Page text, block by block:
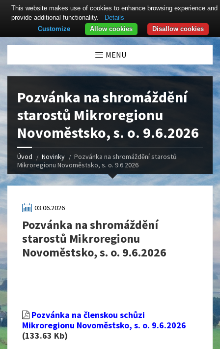
Click here to revoke the Cookie consent
MENU
Pozvánka na shromáždění
starostů Mikroregionu
Novoměstsko, s. o. 9.6.2026
Úvod Novinky
Pozvánka na shromáždění starostů
Mikroregionu Novoměstsko, s. o. 9.6.2026
03.06.2026
Pozvánka na shromáždění
starostů Mikroregionu
Novoměstsko, s. o. 9.6.2026
Pozvánka na členskou schůzi
Mikroregionu Novoměstsko, s. o. 9.6.2026
(133.63 Kb)
This website makes use of cookies to enhance browsing experience and
provide additional functionality.
Details
Disallow cookies
Allow cookies
Customize